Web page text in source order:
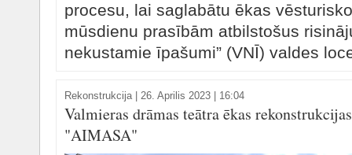
procesu, lai saglabātu ēkas
mūsdienu prasībām atbilstošus
nekustamie īpašumi” (VNĪ) valdes
Rekonstrukcija| 26. Aprilis 2023 | 16:04
Valmieras drāmas teātra ēkas
"AIMASA"